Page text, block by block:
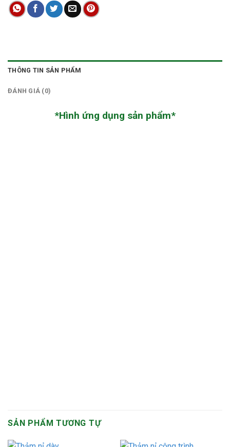
THÔNG TIN SẢN PHẨM
ĐÁNH GIÁ (0)
*Hình ứng dụng sản phẩm*
SẢN PHẨM TƯƠNG TỰ